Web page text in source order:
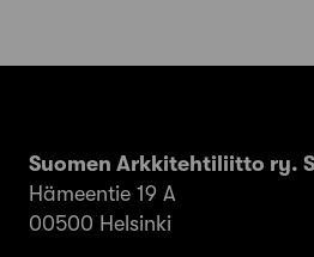
Suomen Arkkitehtiliitto ry.
Hämeentie 19 A
00500 Helsinki